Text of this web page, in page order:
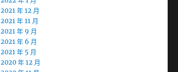
2021 年 12 月
2021 年 11 月
2021 年 9 月
2021 年 6 月
2021 年 5 月
2020 年 12 月